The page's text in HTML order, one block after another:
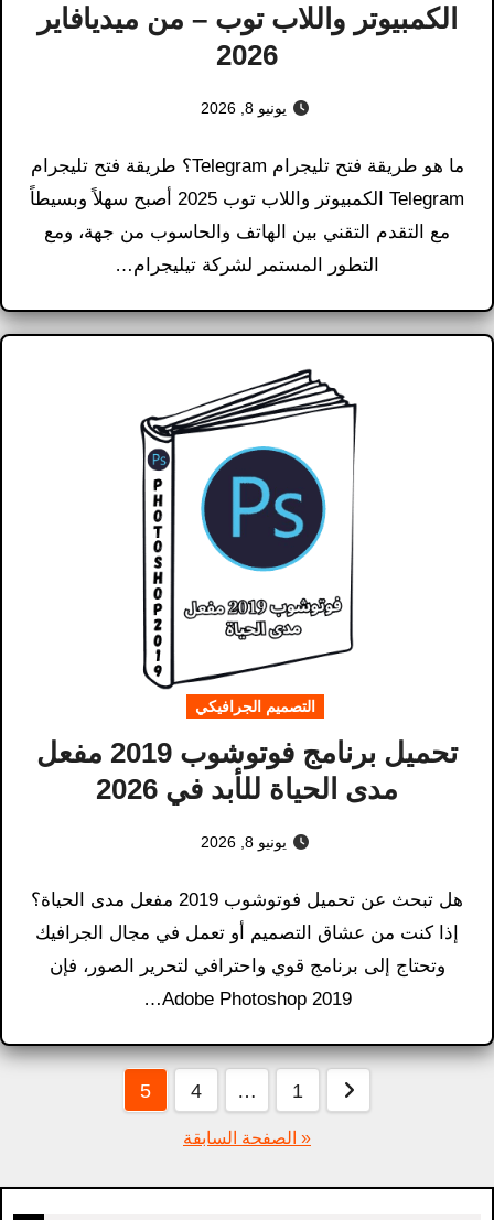
الكمبيوتر واللاب توب – من ميديافاير
2026
يونيو 8, 2026
ما هو طريقة فتح تليجرام Telegram؟ طريقة فتح تليجرام
Telegram الكمبيوتر واللاب توب 2025 أصبح سهلاً وبسيطاً
مع التقدم التقني بين الهاتف والحاسوب من جهة، ومع
التطور المستمر لشركة تيليجرام…
التصميم الجرافيكي
تحميل برنامج فوتوشوب 2019 مفعل
مدى الحياة للأبد في 2026
يونيو 8, 2026
هل تبحث عن تحميل فوتوشوب 2019 مفعل مدى الحياة؟
إذا كنت من عشاق التصميم أو تعمل في مجال الجرافيك
وتحتاج إلى برنامج قوي واحترافي لتحرير الصور، فإن
Adobe Photoshop 2019…
المقالات
1
…
4
5
« الصفحة السابقة